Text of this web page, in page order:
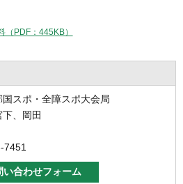
（PDF：445KB）
スポ・全障スポ大会局
、岡田
7451